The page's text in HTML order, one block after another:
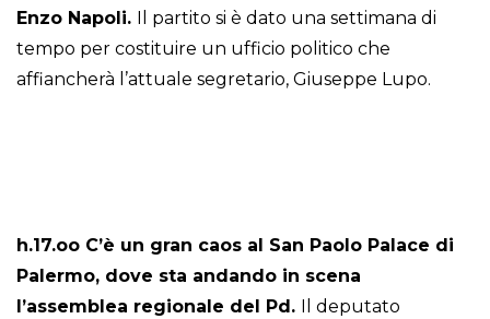
Enzo Napoli. Il partito si è dato una settimana di
tempo per costituire un ufficio politico che
affiancherà l’attuale segretario, Giuseppe Lupo.
h.17.oo C’è un gran caos al San Paolo Palace di
Palermo, dove sta andando in scena
l’assemblea regionale del Pd. Il deputato